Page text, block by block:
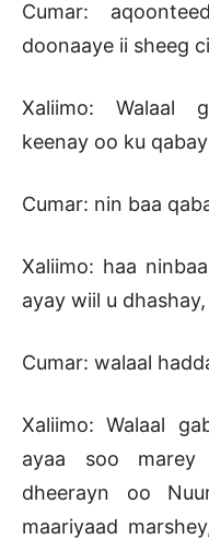
Cumar:
doonaaye ii sheeg
Xaliimo: Walaal
keenay oo ku
Cumar: nin baa
Xaliimo: haa
ayay wiil u
Cumar: walaal
Xaliimo: Walaal
ayaa soo
dheerayn oo
maariyaad